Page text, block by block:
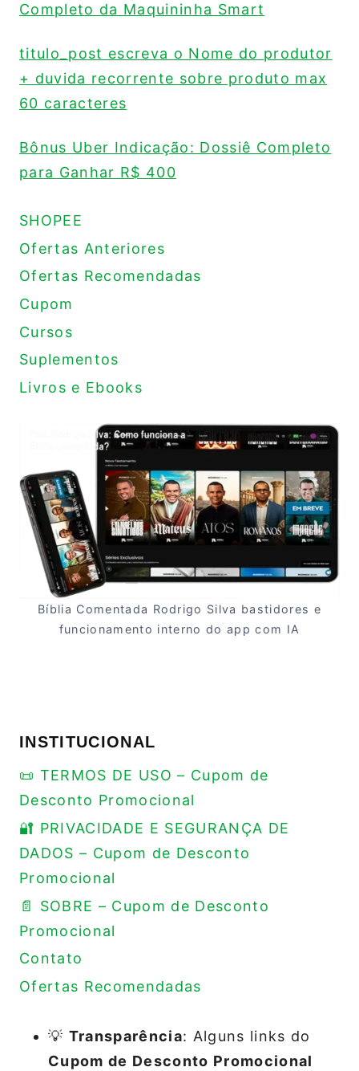
Completo da Maquininha Smart
titulo_post escreva o Nome do produtor
+ duvida recorrente sobre produto max
60 caracteres
Bônus Uber Indicação: Dossiê Completo
para Ganhar R$ 400
SHOPEE
Ofertas Anteriores
Ofertas Recomendadas
Cupom
Cursos
Suplementos
Livros e Ebooks
Bíblia Comentada Rodrigo Silva bastidores e
funcionamento interno do app com IA
INSTITUCIONAL
📜 TERMOS DE USO – Cupom de
Desconto Promocional
🔐 PRIVACIDADE E SEGURANÇA DE
DADOS – Cupom de Desconto
Promocional
📄 SOBRE – Cupom de Desconto
Promocional
Contato
Ofertas Recomendadas
💡 Transparência: Alguns links do
Cupom de Desconto Promocional